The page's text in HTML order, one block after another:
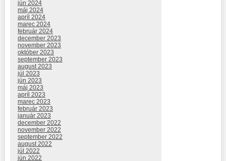
jún 2024
máj 2024
apríl 2024
marec 2024
február 2024
december 2023
november 2023
október 2023
september 2023
august 2023
júl 2023
jún 2023
máj 2023
apríl 2023
marec 2023
február 2023
január 2023
december 2022
november 2022
september 2022
august 2022
júl 2022
jún 2022